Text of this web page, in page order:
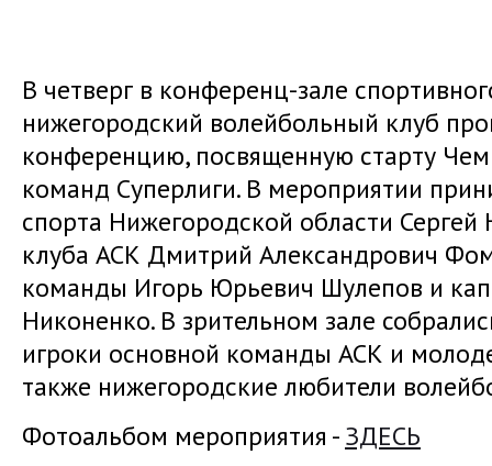
В четверг в конференц-зале
нижегородский волейбольный клуб
конференцию, посвященную старту
команд Суперлиги. В мероприятии
спорта Нижегородской области
клуба АСК Дмитрий Александрович
команды Игорь Юрьевич Шулепов и
Никоненко. В зрительном зале
игроки основной команды АСК и
также нижегородские любители
Фотоальбом мероприятия -ЗДЕСЬ